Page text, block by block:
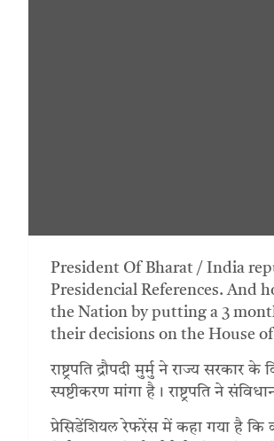
President Of Bharat / India
Presidencial References. And
the Nation by putting a 3
their decisions on the House of
राष्ट्रपति द्रौपदी मुर्मु ने राज्य
स्पष्टीकरण मांगा है। राष्ट्रपति ने
प्रेसिडेंशियल रेफरेंस में कहा गया है कि